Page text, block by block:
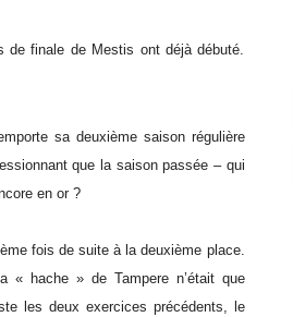
finale de Mestis ont déjà débuté.
sa deuxième saison régulière
que la saison passée – qui
en or ?
fois de suite à la deuxième place.
« hache » de Tampere n’était que
les deux exercices précédents, le